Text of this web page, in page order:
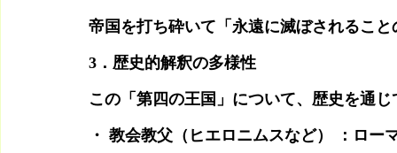
帝国を打ち砕いて「永遠に滅ぼされるこ
3．歴史的解釈の多様性
この「第四の王国」について、歴史を通
・ 教会教父（ヒエロニムスなど） ：ロ